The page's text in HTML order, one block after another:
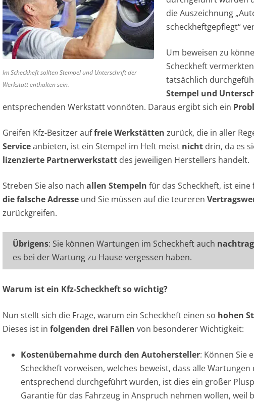
Im Scheckheft sollten Stempel und Unterschrift der
Werkstatt enthalten sein.
die Auszeichnung
scheckheftgepflegt“
Um beweisen zu
Scheckheft
tatsächlich
Stempel und
entsprechenden Werkstatt vonnöten. Daraus ergibt sich ein
Greifen Kfz-Besitzer auffreie Werkstätten zurück, die in aller
Serviceanbieten, ist ein Stempel im Heft meist nicht drin, da es
lizenzierte Partnerwerkstatt des jeweiligen Herstellers handelt.
Streben Sie also nach allen Stempeln für das Scheckheft, ist eine
die falsche Adresse und Sie müssen auf die teureren
zurückgreifen.
Übrigens: Sie können Wartungen im Scheckheft auch
es bei der Wartung zu Hause vergessen haben.
Warum ist ein Kfz-Scheckheft so wichtig?
Nun stellt sich die Frage, warum ein Scheckheft einen so hohen
Dieses ist in folgenden drei Fällen von besonderer Wichtigkeit:
Kostenübernahme durch den Autohersteller: Können Sie
Scheckheft vorweisen, welches beweist, dass alle
entsprechend durchgeführt wurden, ist dies ein großer
Garantie für das Fahrzeug in Anspruch nehmen wollen, weil